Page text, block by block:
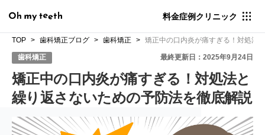
料金症例クリニック
TOP 歯科矯正ブログ 歯科矯正 矯正中の口内炎が痛すぎる！対処法
歯科矯正 最終更新日：2025年9月24日
矯正中の口内炎が痛すぎる！対処法と
繰り返さないための予防法を徹底解説